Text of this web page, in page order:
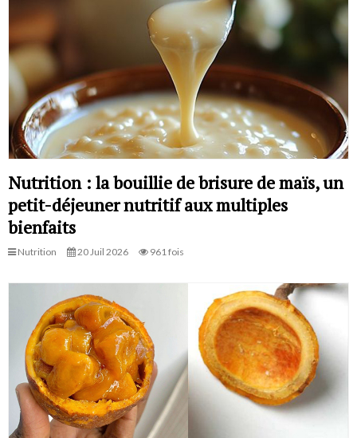
Nutrition : la bouillie de brisure de maïs, un
petit-déjeuner nutritif aux multiples
bienfaits
Nutrition 20 Juil 2026 961 fois